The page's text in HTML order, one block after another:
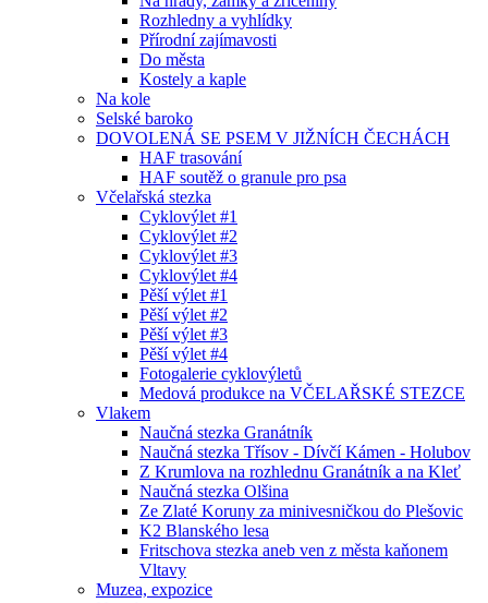
Rozhledny a vyhlídky
Přírodní zajímavosti
Do města
Kostely a kaple
Na kole
Selské baroko
DOVOLENÁ SE PSEM V JIŽNÍCH ČECHÁCH
HAF trasování
HAF soutěž o granule pro psa
Včelařská stezka
Cyklovýlet #1
Cyklovýlet #2
Cyklovýlet #3
Cyklovýlet #4
Pěší výlet #1
Pěší výlet #2
Pěší výlet #3
Pěší výlet #4
Fotogalerie cyklovýletů
Medová produkce na VČELAŘSKÉ STEZCE
Vlakem
Naučná stezka Granátník
Naučná stezka Třísov - Dívčí Kámen - Holubov
Z Krumlova na rozhlednu Granátník a na Kleť
Naučná stezka Olšina
Ze Zlaté Koruny za minivesničkou do Plešovic
K2 Blanského lesa
Fritschova stezka aneb ven z města kaňonem
Vltavy
Muzea, expozice